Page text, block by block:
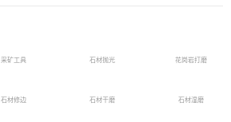
采矿工具 石材抛光 花岗岩打磨
石材修边 石材干磨 石材湿磨